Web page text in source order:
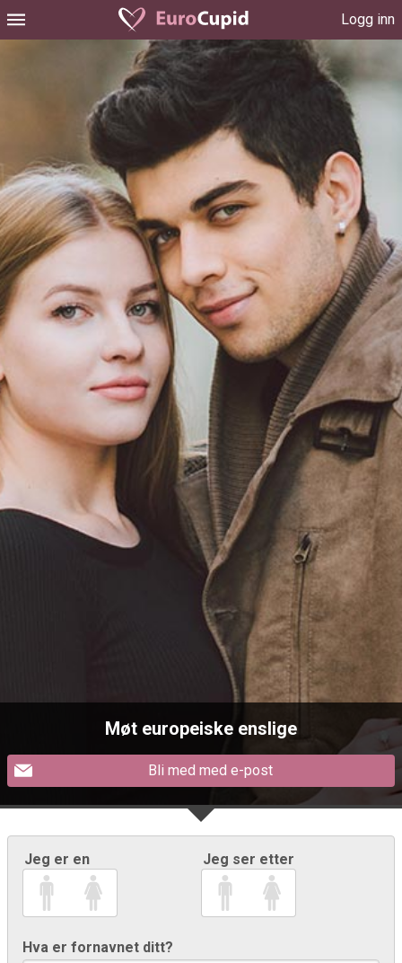
Logg inn
Møt europeiske enslige
Bli med med e-post
Jeg er en Jeg ser etter
Hva er fornavnet ditt?